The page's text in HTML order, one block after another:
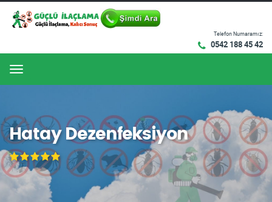
Telefon Numaramız:
0542 188 45 42
Menu
Hatay Dezenfeksiyon